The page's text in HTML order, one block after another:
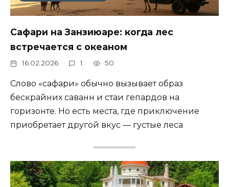
Сафари на Занзиюаре: когда лес
встречается с океаном
16.02.2026 1 50
Слово «сафари» обычно вызывает образ
бескрайних саванн и стаи гепардов на
горизонте. Но есть места, где приключение
приобретает другой вкус — густые леса